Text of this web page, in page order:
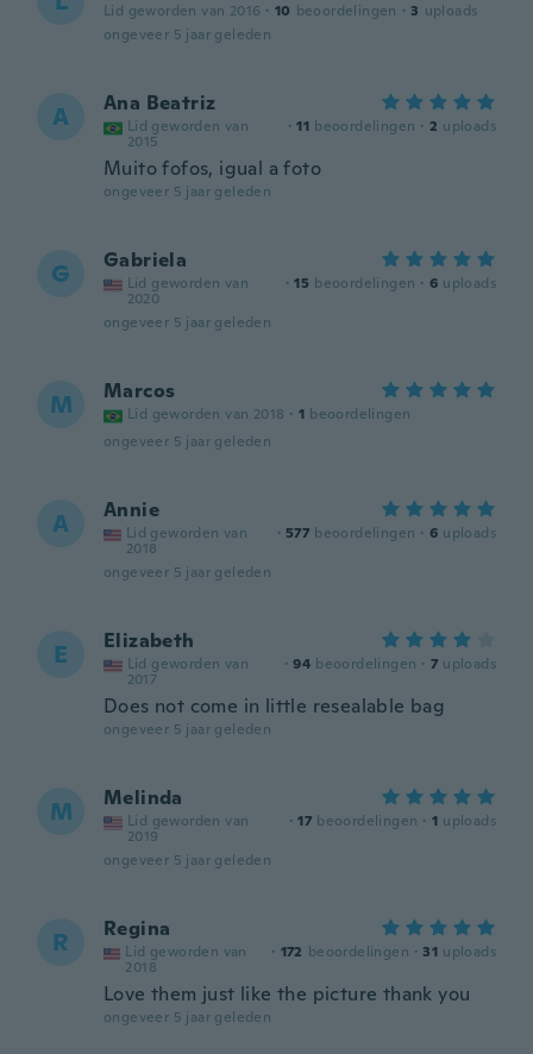
Lid geworden van 2016 · 10 beoordelingen · 3 uploads
ongeveer 5 jaar geleden
A Ana Beatriz
Lid geworden van
2015
· 11 beoordelingen · 2 uploads
Muito fofos, igual a foto
ongeveer 5 jaar geleden
G Gabriela
Lid geworden van
2020
· 15 beoordelingen · 6 uploads
ongeveer 5 jaar geleden
M Marcos
Lid geworden van 2018 · 1 beoordelingen
ongeveer 5 jaar geleden
A Annie
Lid geworden van
2018
· 577 beoordelingen · 6 uploads
ongeveer 5 jaar geleden
E Elizabeth
Lid geworden van
2017
· 94 beoordelingen · 7 uploads
Does not come in little resealable bag
ongeveer 5 jaar geleden
M Melinda
Lid geworden van
2019
· 17 beoordelingen · 1 uploads
ongeveer 5 jaar geleden
R Regina
Lid geworden van
2018
· 172 beoordelingen · 31 uploads
Love them just like the picture thank you
ongeveer 5 jaar geleden